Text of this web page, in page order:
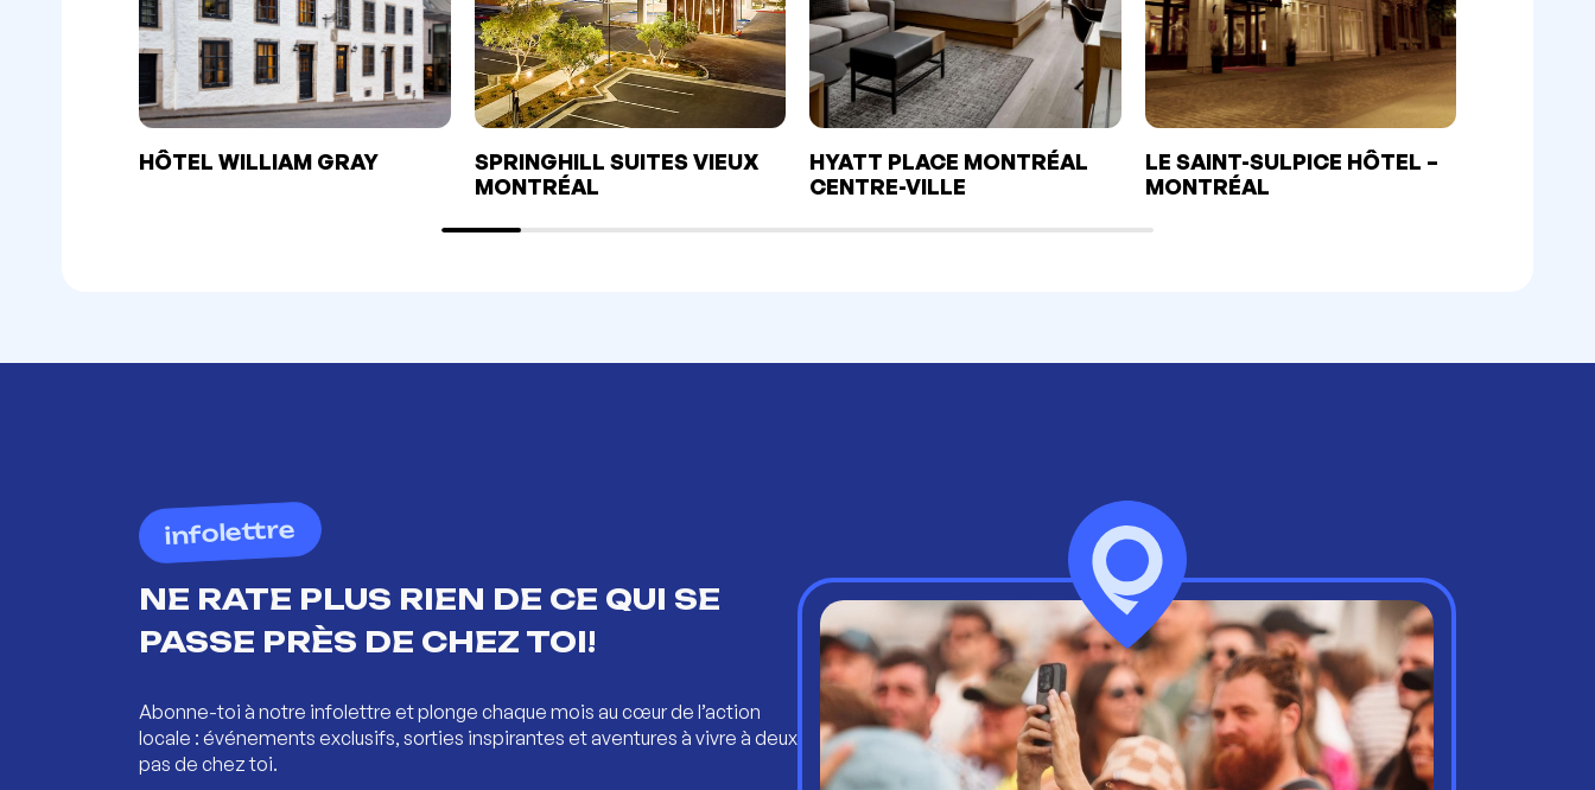
HÔTEL WILLIAM GRAY
SPRINGHILL SUITES VIEUX
MONTRÉAL
HYATT PLACE MONTRÉAL
CENTRE-VILLE
LE SAINT-SULPICE HÔTEL –
MONTRÉAL
infolettre
NE RATE PLUS RIEN DE CE QUI SE
PASSE PRÈS DE CHEZ TOI!
Abonne-toi à notre infolettre et plonge chaque mois au cœur de l’action
locale : événements exclusifs, sorties inspirantes et aventures à vivre à deux
pas de chez toi.